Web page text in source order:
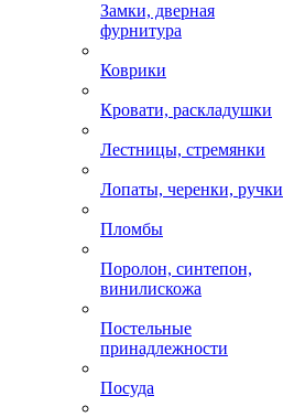
Замки, дверная
фурнитура
Коврики
Кровати, раскладушки
Лестницы, стремянки
Лопаты, черенки, ручки
Пломбы
Поролон, синтепон,
винилискожа
Постельные
принадлежности
Посуда